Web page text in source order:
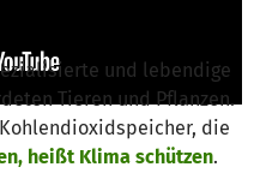
und lebendige
Tieren und Pflanzen.
die
heißt Klima schützen.